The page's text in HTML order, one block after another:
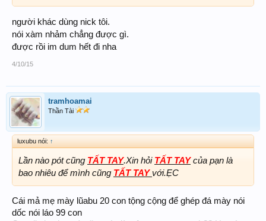
người khác dùng nick tôi.
nói xàm nhảm chẳng được gì.
được rồi im dum hết đi nha
4/10/15
tramhoamai
Thần Tài
luxubu nói: ↑
Lần nào pót cũng TẤT TAY.Xin hỏi TẤT TAYcủa pạn là
bao nhiêu để mình cũng TẤT TAY với.ẸC
Cái mả mẹ mày lũabu 20 con tộng cộng để ghép đá mày nói
dốc nói láo 99 con